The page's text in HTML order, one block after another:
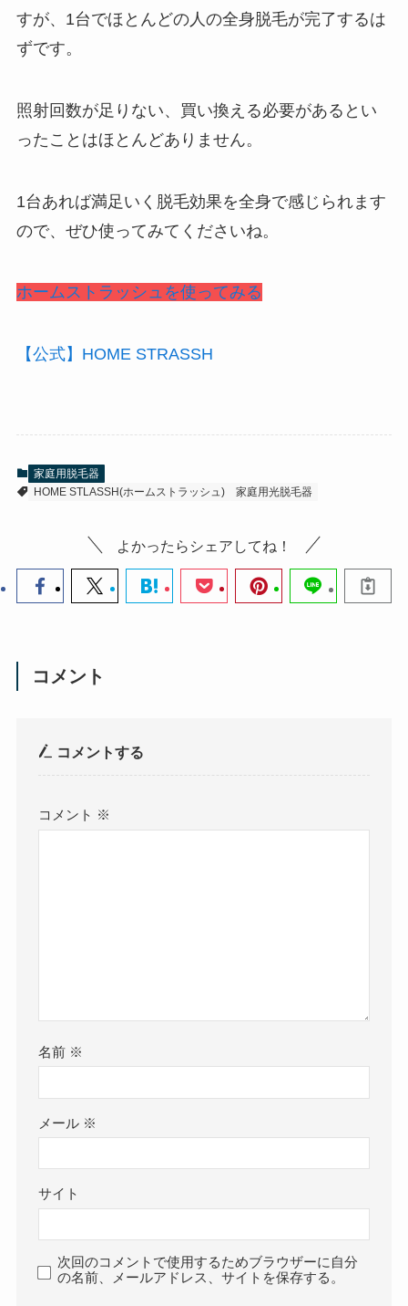
すが、1台でほとんどの人の全身脱毛が完了するは
ずです。
照射回数が足りない、買い換える必要があるとい
ったことはほとんどありません。
1台あれば満足いく脱毛効果を全身で感じられます
ので、ぜひ使ってみてくださいね。
ホームストラッシュを使ってみる
【公式】HOME STRASSH
家庭用脱毛器
HOME STLASSH(ホームストラッシュ)
家庭用光脱毛器
よかったらシェアしてね！
コメント
コメントする
コメント ※
名前 ※
メール ※
サイト
次回のコメントで使用するためブラウザーに自分
の名前、メールアドレス、サイトを保存する。